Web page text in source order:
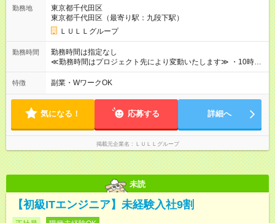
万円～＋業績賞与＋交通費＋各種手当 ※固定残業代（30時間/6
万6，610円分）を含む。超過分は追加支給いたします 能力やス
キルを考慮し初任給を決定。経験者の方は前給考慮も可能で
す！ ◎昇給年1回（研修終了後） ◎賞与年2回（2月・8月）＋業
績賞与あり ◤スキルアップも、収入アップも。◢ 入社後の成長
や頑張りは、しっかり給与で還元しています。 実際にほぼ全員
上アップした社員も。 エンジニアへの還元率は業界高水準の
87％。 スキルを磨いた分だけ、収入アップも目指せる環境で
す！ 【試用期間】試用期間あり 試用期間の長さ：6ヶ月 ※ 雇用
形態と給与に、本採用時と異なる部分があります。 雇用形態：
中途採用（契約社員） 給与：月給 230,000円以上 上記額にはみ
なし残業代を含みます。※超過分は全額支給いたします。 みな
別途支給いたします ※研修期間中（最大12ヶ月間）も、試用期
勤務地
東京都千代田区
東京都千代田区（最寄り駅：九段下駅）
ＬＵＬＬグループ
勤務時間
勤務時間は指定なし
≪勤務時間はプロジェクト先により変動いたします≫ ・10時00
分～19時00分（休憩1時間） ・9時00分～18時00分（休憩1時
間） ＼平日夜も、ちゃんと「自分時間」がつくれます／ 残業は
やサウナなど、 趣味の時間を楽しむ社員も多くいます◎
特徴 副業・WワークOK
気になる！ 応募する 詳細へ
掲載元企業名 ＬＵＬＬグループ
未読
【初級ITエンジニア】未経験入社9割